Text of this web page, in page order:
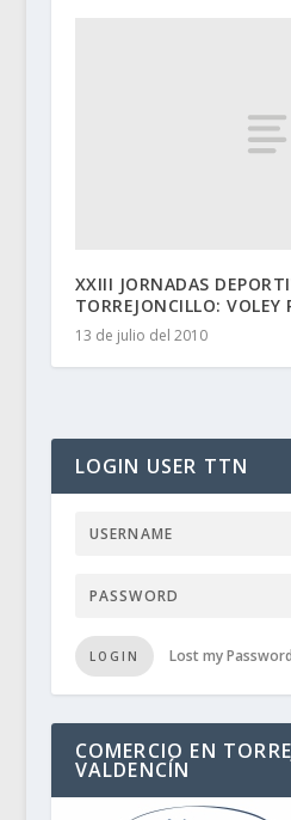
XXIII JORNADAS
TORREJONCILLO:
13 de julio del 2010
LOGIN USER TTN
LOGIN Lost my Password
COMERCIO EN
VALDENCÍN